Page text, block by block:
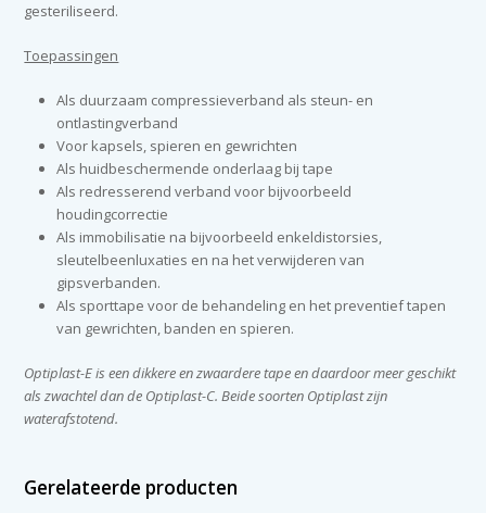
gesteriliseerd.
Toepassingen
Als duurzaam compressieverband als steun- en
ontlastingverband
Voor kapsels, spieren en gewrichten
Als huidbeschermende onderlaag bij tape
Als redresserend verband voor bijvoorbeeld
houdingcorrectie
Als immobilisatie na bijvoorbeeld enkeldistorsies,
sleutelbeenluxaties en na het verwijderen van
gipsverbanden.
Als sporttape voor de behandeling en het preventief tapen
van gewrichten, banden en spieren.
Optiplast-E is een dikkere en zwaardere tape en daardoor meer geschikt
als zwachtel dan de Optiplast-C. Beide soorten Optiplast zijn
waterafstotend.
Gerelateerde producten